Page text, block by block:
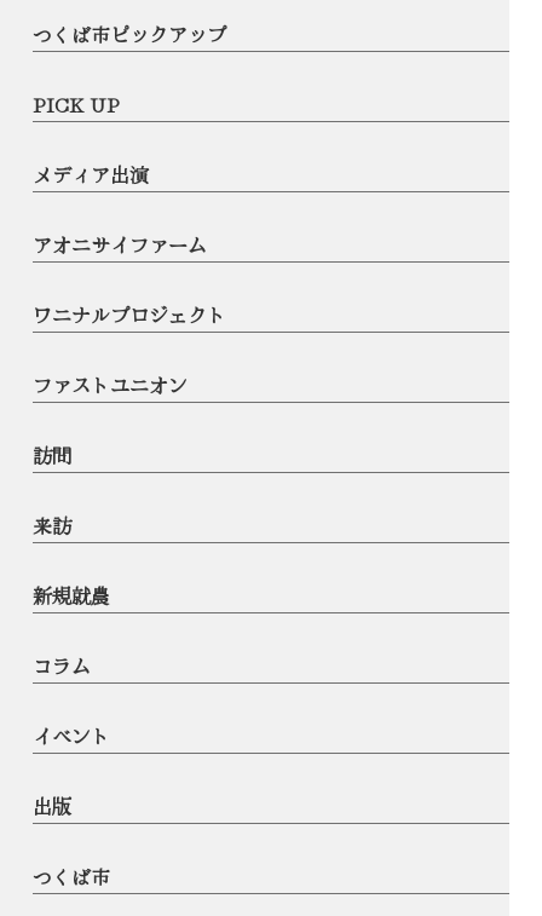
つくば市ピックアップ
PICK UP
メディア出演
アオニサイファーム
ワニナルプロジェクト
ファストユニオン
訪問
来訪
新規就農
コラム
イベント
出版
つくば市